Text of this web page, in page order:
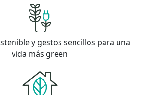
y gestos sencillos para una
vida más green